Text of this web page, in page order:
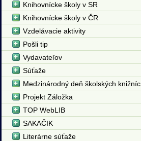
Knihovnícke školy v SR
Knihovnícke školy v ČR
Vzdelávacie aktivity
Pošli tip
Vydavateľov
Súťaže
Medzinárodný deň školských knižníc
Projekt Záložka
TOP WebLIB
SAKAČIK
Literárne súťaže